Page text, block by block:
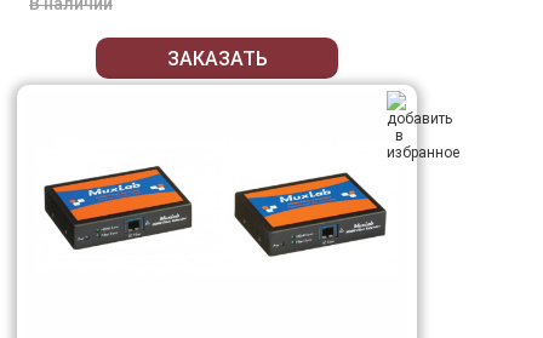
В наличии
ЗАКАЗАТЬ